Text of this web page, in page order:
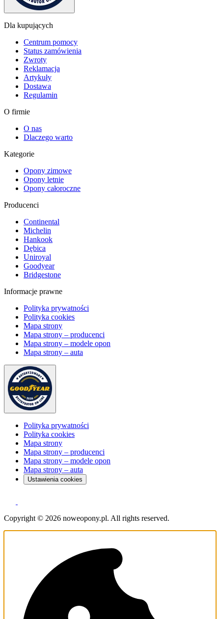
Dla kupujących
Centrum pomocy
Status zamówienia
Zwroty
Reklamacja
Artykuły
Dostawa
Regulamin
O firmie
O nas
Dlaczego warto
Kategorie
Opony zimowe
Opony letnie
Opony całoroczne
Producenci
Continental
Michelin
Hankook
Dębica
Uniroyal
Goodyear
Bridgestone
Informacje prawne
Polityka prywatności
Polityka cookies
Mapa strony
Mapa strony – producenci
Mapa strony – modele opon
Mapa strony – auta
Polityka prywatności
Polityka cookies
Mapa strony
Mapa strony – producenci
Mapa strony – modele opon
Mapa strony – auta
Ustawienia cookies
Copyright © 2026 noweopony.pl. All rights reserved.